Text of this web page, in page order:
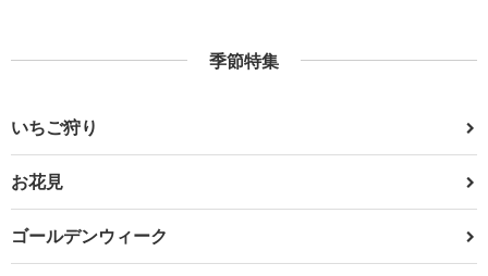
季節特集
いちご狩り
お花見
ゴールデンウィーク